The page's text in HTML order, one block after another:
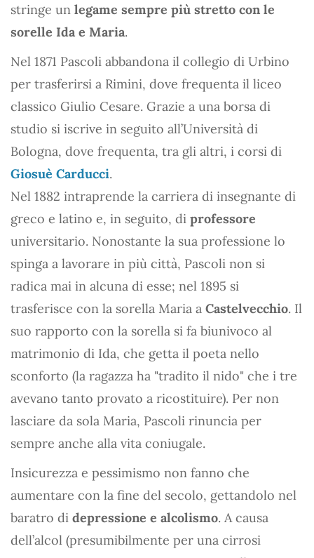
stringe un legame sempre più stretto con le
sorelle Ida e Maria.
Nel 1871 Pascoli abbandona il collegio di Urbino
per trasferirsi a Rimini, dove frequenta il liceo
classico Giulio Cesare. Grazie a una borsa di
studio si iscrive in seguito all’Università di
Bologna, dove frequenta, tra gli altri, i corsi di
Giosuè Carducci.
Nel 1882 intraprende la carriera di insegnante di
greco e latino e, in seguito, di professore
universitario. Nonostante la sua professione lo
spinga a lavorare in più città, Pascoli non si
radica mai in alcuna di esse; nel 1895 si
trasferisce con la sorella Maria a Castelvecchio. Il
suo rapporto con la sorella si fa biunivoco al
matrimonio di Ida, che getta il poeta nello
sconforto (la ragazza ha "tradito il nido" che i tre
avevano tanto provato a ricostituire). Per non
lasciare da sola Maria, Pascoli rinuncia per
sempre anche alla vita coniugale.
Insicurezza e pessimismo non fanno che
aumentare con la fine del secolo, gettandolo nel
baratro di depressione e alcolismo. A causa
dell’alcol (presumibilmente per una cirrosi